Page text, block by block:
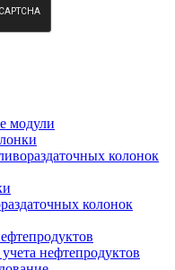
модули
колонок
колонок
нефтепродуктов